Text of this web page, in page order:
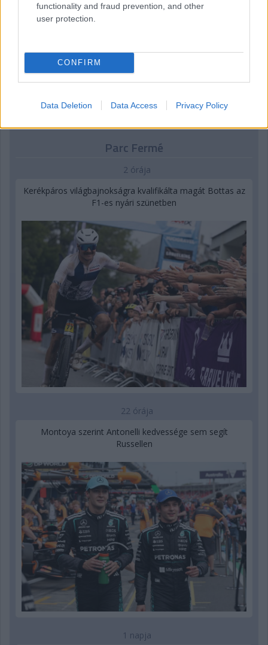
functionality and fraud prevention, and other
user protection.
CONFIRM
Data Deletion Data Access Privacy Policy
Kövess minket a Facebookon
Parc Fermé
2 órája
Kerékpáros világbajnokságra kvalifikálta magát Bottas az
F1-es nyári szünetben
22 órája
Montoya szerint Antonelli kedvessége sem segít
Russellen
1 napja